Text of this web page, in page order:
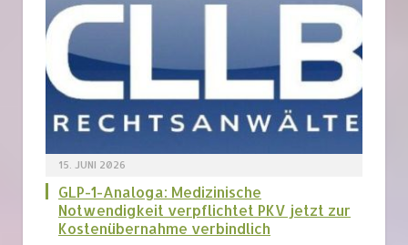
15. JUNI 2026
GLP-1-Analoga: Medizinische
Notwendigkeit verpflichtet PKV jetzt zur
Kostenübernahme verbindlich